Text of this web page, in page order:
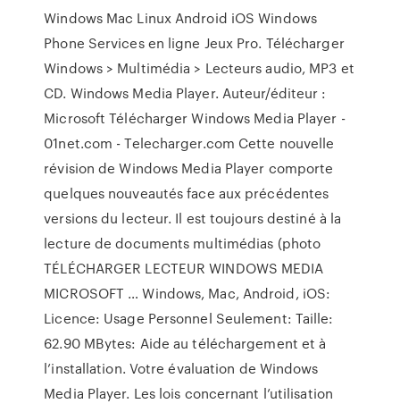
Windows Mac Linux Android iOS Windows
Phone Services en ligne Jeux Pro. Télécharger
Windows > Multimédia > Lecteurs audio, MP3 et
CD. Windows Media Player. Auteur/éditeur :
Microsoft Télécharger Windows Media Player -
01net.com - Telecharger.com Cette nouvelle
révision de Windows Media Player comporte
quelques nouveautés face aux précédentes
versions du lecteur. Il est toujours destiné à la
lecture de documents multimédias (photo
TÉLÉCHARGER LECTEUR WINDOWS MEDIA
MICROSOFT … Windows, Mac, Android, iOS:
Licence: Usage Personnel Seulement: Taille:
62.90 MBytes: Aide au téléchargement et à
l’installation. Votre évaluation de Windows
Media Player. Les lois concernant l’utilisation